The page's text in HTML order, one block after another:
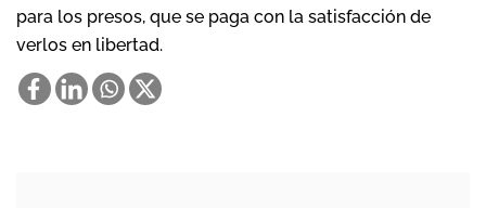
para los presos, que se paga con la satisfacción de
verlos en libertad.